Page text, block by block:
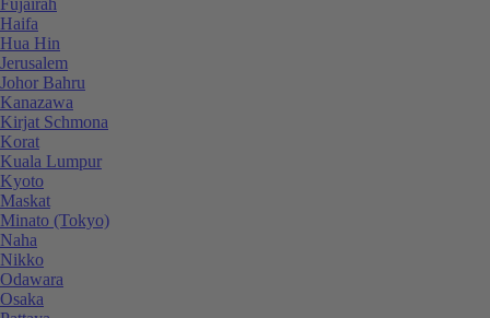
Haifa
Hua Hin
Jerusalem
Johor Bahru
Kanazawa
Kirjat Schmona
Korat
Kuala Lumpur
Kyoto
Maskat
Minato (Tokyo)
Naha
Nikko
Odawara
Osaka